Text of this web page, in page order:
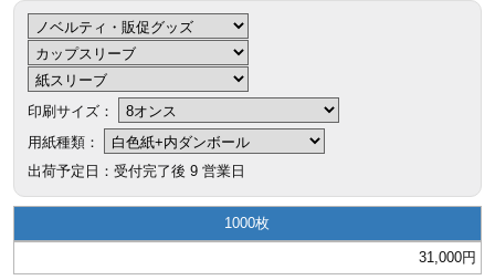
ックカード印刷
業ツール印刷
ィ・販促グッズ
＆盛り上げ印刷
イズ
方法
/送料について
ックカード名刺
ムカード
印刷
型マル型印刷
ー印刷
加工指示ガイド
ックカード
ード印刷
刷
印刷
印刷
り
プル請求
17
18 19 20 21
22
24
25 26 27 28
29
31
2026年 9月
月
火 水 木 金
土
1
2 3 4
7
8 9 10 11
12
19
印刷サイズ：
用紙種類：
出荷予定日：受付完了後9 営業日
1000
31,000円